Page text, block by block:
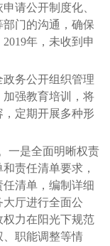
请公开制度化、
门的沟通，确保
年，未收到申
务公开组织管理
强教育培训，将
定期开展多种形
是全面明晰权责
责任清单要求，
清单，编制详细
厅进行全面公
力在阳光下规范
职能调整等情